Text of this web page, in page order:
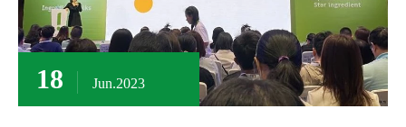
18 Jun.2023